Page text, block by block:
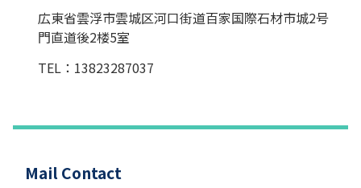
広東省雲浮市雲城区河口街道百家国際石材市城2号
門直道後2楼5室
TEL：13823287037
Mail Contact